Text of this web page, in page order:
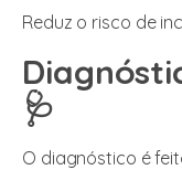
Reduz o risco de
🩺
O diagnóstico é